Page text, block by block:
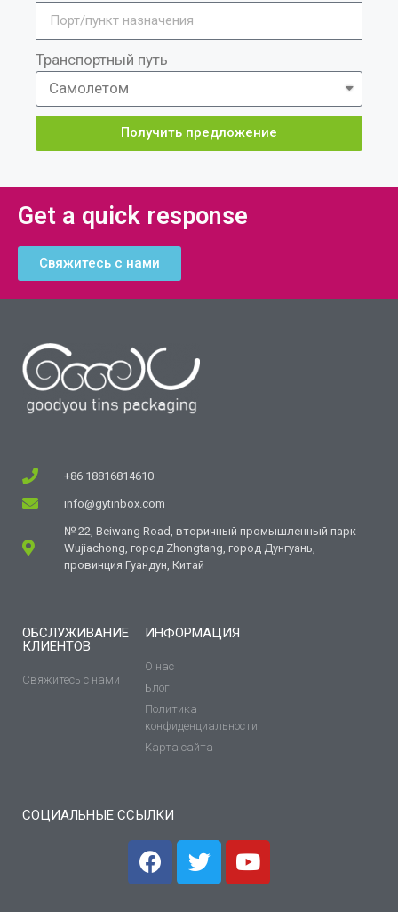
Транспортный путь
Получить предложение
Get a quick response
Свяжитесь с нами
+86 18816814610
info@gytinbox.com
№ 22, Beiwang Road, вторичный промышленный парк
Wujiachong, город Zhongtang, город Дунгуань,
провинция Гуандун, Китай
ОБСЛУЖИВАНИЕ
КЛИЕНТОВ
Свяжитесь с нами
ИНФОРМАЦИЯ
О нас
Блог
Политика
конфиденциальности
Карта сайта
СОЦИАЛЬНЫЕ ССЫЛКИ